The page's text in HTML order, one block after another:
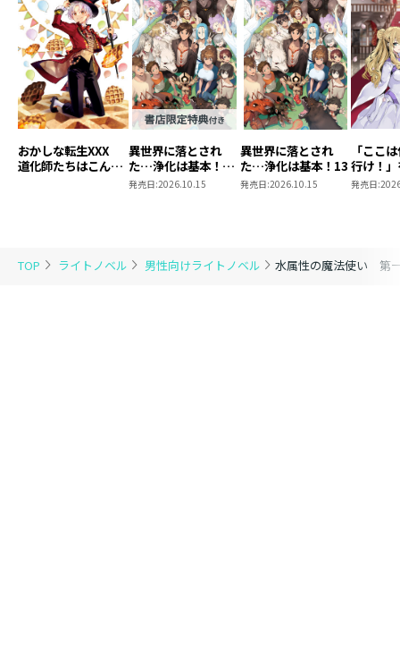
TOP ライトノベル 男性向けライトノベル 水属性の魔法使い 第
おかしな転生XXX
道化師たちはこんが
異世界に落とされ
た…浄化は基本！
13【ピッコマ限定
発売日:2026.10.15
異世界に落とされ
た…浄化は基本！13
発売日:2026.10.15
「ここ
行け！
にたが
発売日: